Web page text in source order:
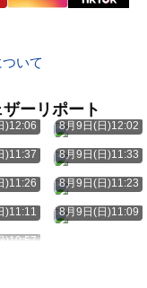
いて
ーリポート
)12:06 8月9日(日)12:02
)11:37 8月9日(日)11:33
)11:26 8月9日(日)11:23
)11:11 8月9日(日)11:09
)10:57